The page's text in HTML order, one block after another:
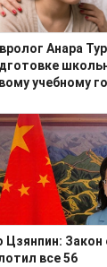
Анара
учебному
Цзянпин: Закон
все 56